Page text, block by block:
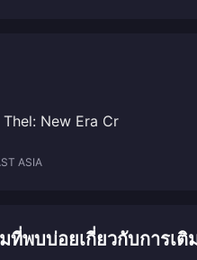
New Era Cr
ASIA
ที่พบบ่อยเกี่ยวกับการเติ